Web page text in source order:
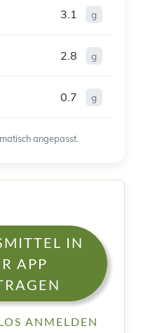
3.1 g
2.8 g
0.7 g
angepasst.
IN
APP
ANMELDEN